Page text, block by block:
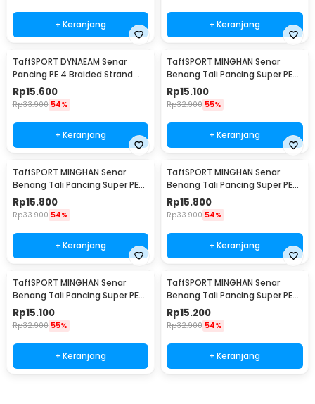
+ Keranjang + Keranjang
TaffSPORT DYNAEAM Senar
Pancing PE 4 Braided Strand
Fishing Line 100M 1.0 - FM10
Rp15.600
Rp33.900 54%
+ Keranjang
TaffSPORT MINGHAN Senar
Benang Tali Pancing Super PE
Braided Line 100M 0.4 - X4
Rp15.100
Rp32.900 55%
+ Keranjang
TaffSPORT MINGHAN Senar
Benang Tali Pancing Super PE
Braided Line 100M 0.8 - X4
Rp15.800
Rp33.900 54%
+ Keranjang
TaffSPORT MINGHAN Senar
Benang Tali Pancing Super PE
Braided Line 100M 1.0 - X4
Rp15.800
Rp33.900 54%
+ Keranjang
TaffSPORT MINGHAN Senar
Benang Tali Pancing Super PE
Braided Line 100M 2.0 - X4
Rp15.100
Rp32.900 55%
+ Keranjang
TaffSPORT MINGHAN Senar
Benang Tali Pancing Super PE
Braided Line 100M 3.0 - X4
Rp15.200
Rp32.900 54%
+ Keranjang